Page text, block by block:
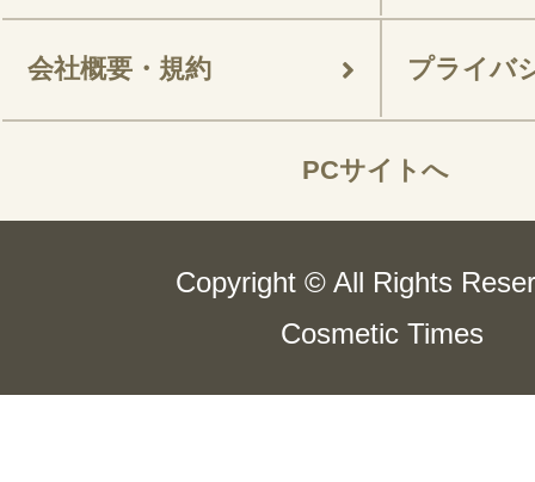
会社概要・規約 プライバ
PCサイトへ
Copyright © All Rights
Cosmetic Times